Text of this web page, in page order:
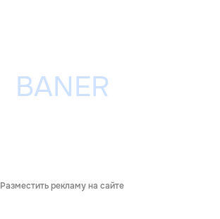
Разместить рекламу на сайте